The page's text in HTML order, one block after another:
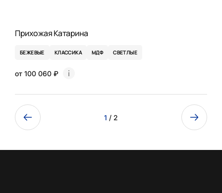
Прихожая Катарина
БЕЖЕВЫЕ КЛАССИКА МДФ СВЕТЛЫЕ
от 100 060 ₽
1 / 2